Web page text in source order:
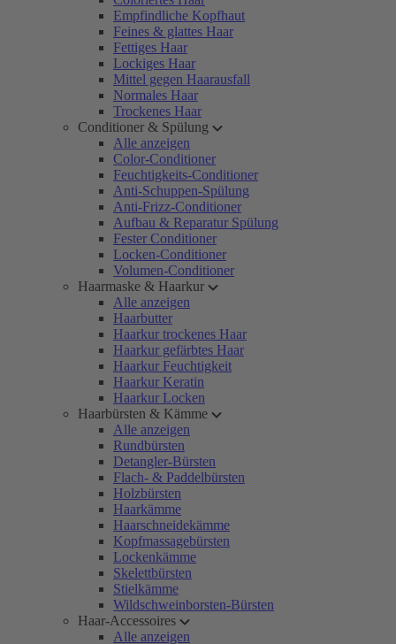
Empfindliche Kopfhaut
Feines & glattes Haar
Fettiges Haar
Lockiges Haar
Mittel gegen Haarausfall
Normales Haar
Trockenes Haar
Conditioner & Spülung
Alle anzeigen
Color-Conditioner
Feuchtigkeits-Conditioner
Anti-Schuppen-Spülung
Anti-Frizz-Conditioner
Aufbau & Reparatur Spülung
Fester Conditioner
Locken-Conditioner
Volumen-Conditioner
Haarmaske & Haarkur
Alle anzeigen
Haarbutter
Haarkur trockenes Haar
Haarkur gefärbtes Haar
Haarkur Feuchtigkeit
Haarkur Keratin
Haarkur Locken
Haarbürsten & Kämme
Alle anzeigen
Rundbürsten
Detangler-Bürsten
Flach- & Paddelbürsten
Holzbürsten
Haarkämme
Haarschneidekämme
Kopfmassagebürsten
Lockenkämme
Skelettbürsten
Stielkämme
Wildschweinborsten-Bürsten
Haar-Accessoires
Alle anzeigen